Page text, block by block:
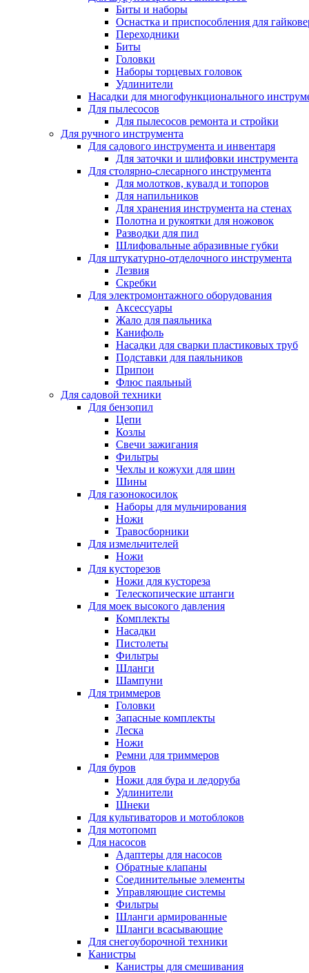
Биты и наборы
Оснастка и приспособления для
Переходники
Биты
Головки
Наборы торцевых головок
Удлинители
Насадки для многофункционального
Для пылесосов
Для пылесосов ремонта и стройки
Для ручного инструмента
Для садового инструмента и инвентаря
Для заточки и шлифовки инструмента
Для столярно-слесарного инструмента
Для молотков, кувалд и топоров
Для напильников
Для хранения инструмента на стенах
Полотна и рукоятки для ножовок
Разводки для пил
Шлифовальные абразивные губки
Для штукатурно-отделочного инструмента
Лезвия
Скребки
Для электромонтажного оборудования
Аксессуары
Жало для паяльника
Канифоль
Насадки для сварки пластиковых труб
Подставки для паяльников
Припои
Флюс паяльный
Для садовой техники
Для бензопил
Цепи
Козлы
Свечи зажигания
Фильтры
Чехлы и кожухи для шин
Шины
Для газонокосилок
Наборы для мульчирования
Ножи
Травосборники
Для измельчителей
Ножи
Для кусторезов
Ножи для кустореза
Телескопические штанги
Для моек высокого давления
Комплекты
Насадки
Пистолеты
Фильтры
Шланги
Шампуни
Для триммеров
Головки
Запасные комплекты
Леска
Ножи
Ремни для триммеров
Для буров
Ножи для бура и ледоруба
Удлинители
Шнеки
Для культиваторов и мотоблоков
Для мотопомп
Для насосов
Адаптеры для насосов
Обратные клапаны
Соединительные элементы
Управляющие системы
Фильтры
Шланги армированные
Шланги всасывающие
Для снегоуборочной техники
Канистры
Канистры для смешивания